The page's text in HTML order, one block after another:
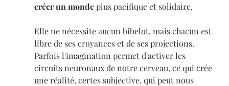
créer un monde plus pacifique et solidaire.
Elle ne nécessite aucun bibelot, mais chacun est
libre de ses croyances et de ses projections.
Parfois l'imagination permet d'activer les
circuits neuronaux de notre cerveau, ce qui crée
une réalité, certes subjective, qui peut nous